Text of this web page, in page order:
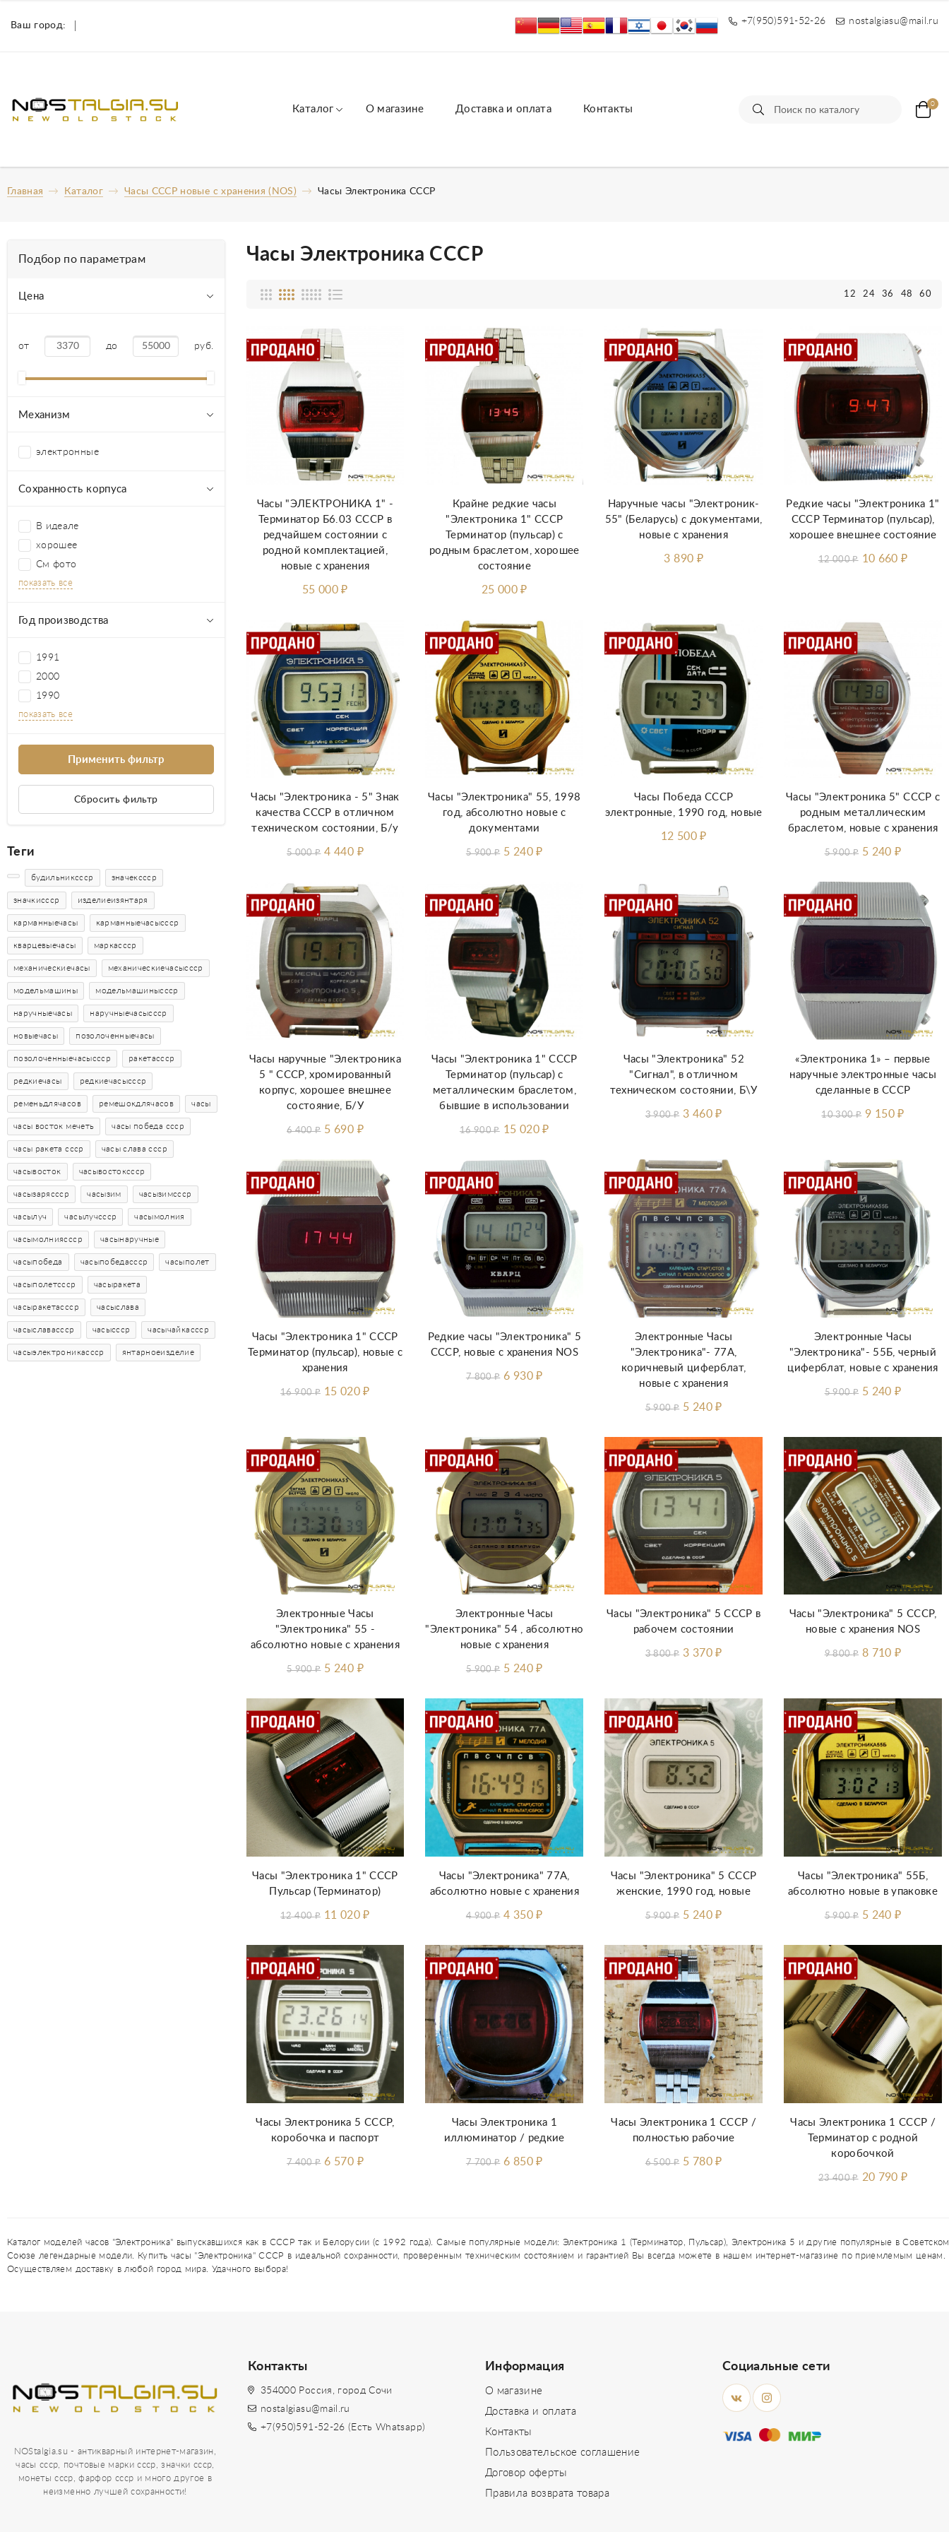
Ваш город: +7(950)591-52-26 nostalgiasu@mail.ru
Каталог О магазине Доставка и оплата Контакты 0
Главная Каталог Часы СССР новые с хранения (NOS) Часы Электроника СССР
Подбор по параметрам
Цена
от до руб.
Механизм
электронные
Сохранность корпуса
В идеале
хорошее
См фото
показать все
Год производства
1991
2000
1990
показать все
Сбросить фильтр
Теги
будильникссср значекссср
значкиссср изделиеизянтаря
карманныечасы карманныечасыссср
кварцевыечасы маркассср
механическиечасы механическиечасыссср
модельмашины модельмашиныссср
наручныечасы наручныечасыссср
новыечасы позолоченныечасы
позолоченныечасыссср ракетассср
редкиечасы редкиечасыссср
ременьдлячасов ремешокдлячасов часы
часы восток мечеть часы победа ссср
часы ракета ссср часы слава ссср
часывосток часывостокссср
часызаряссср часызим часызимссср
часылуч часылучссср часымолния
часымолнияссср часынаручные
часыпобеда часыпобедассср часыполет
часыполетссср часыракета
часыракетассср часыслава
часыславассср часыссср часычайкассср
часыэлектроникассср янтарноеизделие
Часы Электроника СССР
12 24 36 48 60
Часы "ЭЛЕКТРОНИКА 1" -
Терминатор Б6.03 СССР в
редчайшем состоянии с
родной комплектацией,
новые с хранения
55 000₽
Крайне редкие часы
"Электроника 1" СССР
Терминатор (пульсар) с
родным браслетом, хорошее
состояние
25 000₽
Наручные часы "Электроник-
55" (Беларусь) с документами,
новые с хранения
3 890 ₽
Редкие часы "Электроника 1"
СССР Терминатор (пульсар),
хорошее внешнее состояние
12 000₽ 10 660₽
Часы "Электроника - 5" Знак
качества СССР в отличном
техническом состоянии, Б/у
5 000₽ 4 440 ₽
Часы "Электроника" 55, 1998
год, абсолютно новые с
документами
5 900₽ 5 240₽
Часы Победа СССР
электронные, 1990 год, новые
12 500₽
Часы "Электроника 5" СССР с
родным металлическим
браслетом, новые с хранения
5 900₽ 5 240₽
Часы наручные "Электроника
5 " СССР, хромированный
корпус, хорошее внешнее
состояние, Б/У
6 400₽ 5 690 ₽
Часы "Электроника 1" СССР
Терминатор (пульсар) с
металлическим браслетом,
бывшие в использовании
16 900₽ 15 020₽
Часы "Электроника" 52
"Сигнал", в отличном
техническом состоянии, Б\У
3 900₽ 3 460₽
«Электроника 1» – первые
наручные электронные часы
сделанные в СССР
10 300₽ 9 150₽
Часы "Электроника 1" СССР
Терминатор (пульсар), новые с
хранения
16 900₽ 15 020₽
Редкие часы "Электроника" 5
СССР, новые с хранения NOS
7 800₽ 6 930₽
Электронные Часы
"Электроника"- 77А,
коричневый циферблат,
новые с хранения
5 900₽ 5 240₽
Электронные Часы
"Электроника"- 55Б, черный
циферблат, новые с хранения
5 900₽ 5 240₽
Электронные Часы
"Электроника" 55 -
абсолютно новые с хранения
5 900₽ 5 240 ₽
Электронные Часы
"Электроника" 54 , абсолютно
новые с хранения
5 900₽ 5 240₽
Часы "Электроника" 5 СССР в
рабочем состоянии
3 800₽ 3 370₽
Часы "Электроника" 5 СССР,
новые с хранения NOS
9 800₽ 8 710₽
Часы "Электроника 1" СССР
Пульсар (Терминатор)
12 400₽ 11 020₽
Часы "Электроника" 77А,
абсолютно новые с хранения
4 900₽ 4 350₽
Часы "Электроника" 5 СССР
женские, 1990 год, новые
5 900₽ 5 240₽
Часы "Электроника" 55Б,
абсолютно новые в упаковке
5 900₽ 5 240₽
Часы Электроника 5 СССР,
коробочка и паспорт
7 400₽ 6 570 ₽
Часы Электроника 1
иллюминатор / редкие
7 700₽ 6 850₽
Часы Электроника 1 СССР /
полностью рабочие
6 500₽ 5 780₽
Часы Электроника 1 СССР /
Терминатор с родной
коробочкой
23 400₽ 20 790₽
Каталог моделей часов "Электроника" выпускавшихся как в СССР так и Белорусии (с 1992 года). Самые популярные модели: Электроника 1 (Терминатор, Пульсар), Электроника 5 и другие популярные в Советском
Союзе легендарные модели. Купить часы "Электроника" СССР в идеальной сохранности, проверенным техническим состоянием и гарантией Вы всегда можете в нашем интернет-магазине по приемлемым ценам.
Осуществляем доставку в любой город мира. Удачного выбора!
NOStalgia.su - антикварный интернет-магазин,
часы ссср, почтовые марки ссср, значки ссср,
монеты ссср, фарфор ссср и много другое в
неизменно лучшей сохранности!
Контакты
354000 Россия, город Сочи
nostalgiasu@mail.ru
+7(950)591-52-26 (Есть Whatsapp)
Информация
О магазине
Доставка и оплата
Контакты
Пользовательское соглашение
Договор оферты
Правила возврата товара
Социальные сети